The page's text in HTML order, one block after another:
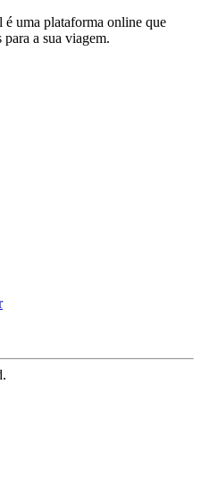
é uma plataforma online que
a sua viagem.